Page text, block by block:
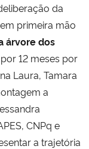
da
primeira mão
árvore dos
12 meses por
Laura, Tamara
a
CNPq e
a trajetória